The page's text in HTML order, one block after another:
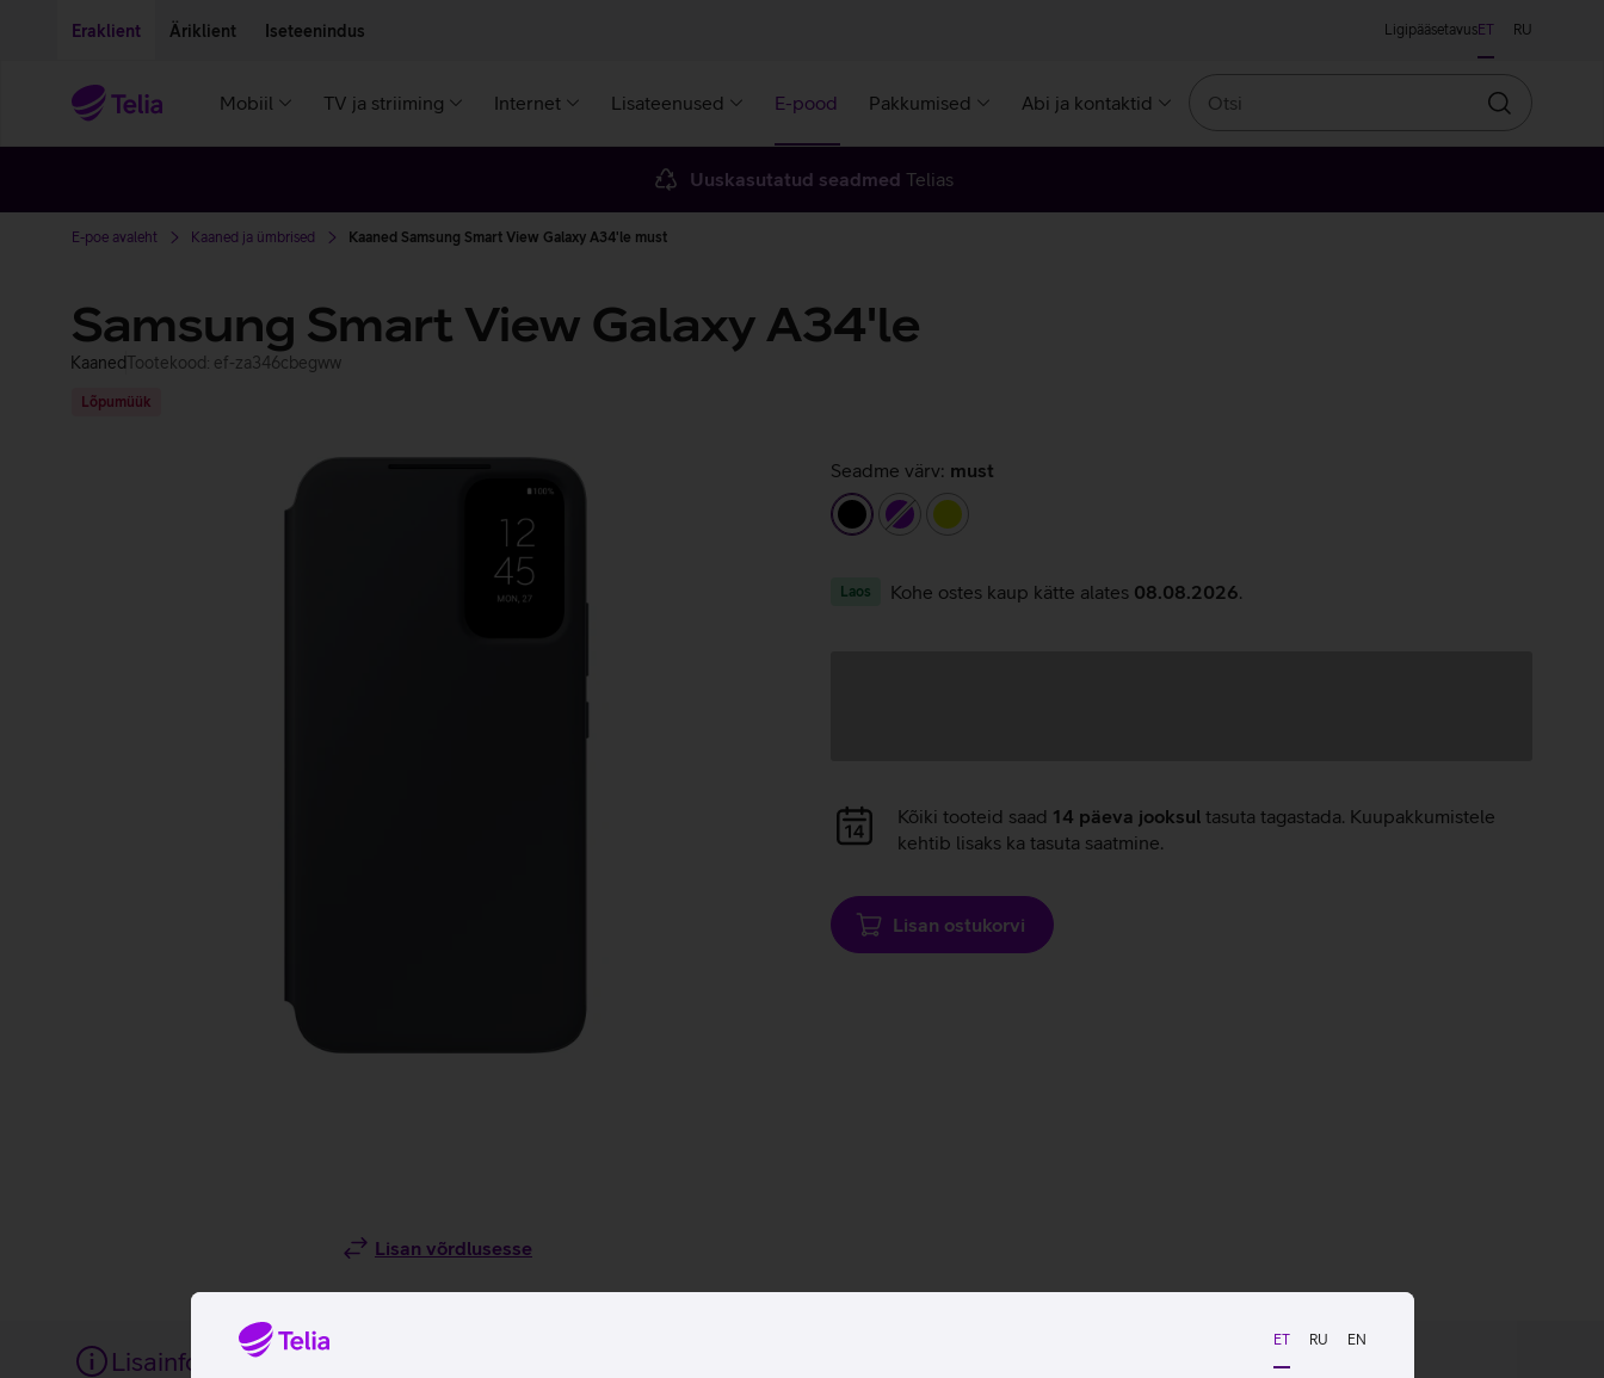
ET RU EN
Eraklient Äriklient Iseteenindus LigipääsetavusET RU
Mobiil TV ja striiming Internet Lisateenused E-pood Pakkumised Abi ja kontaktid
Otsin
Uuskasutatud seadmed Telias
E-poe avaleht Kaaned ja ümbrised Kaaned Samsung Smart View Galaxy A34'le must
Samsung Smart View Galaxy A34'le
KaanedTootekood: ef-za346cbegww
Lõpumüük
Lisan võrdlusesse
Seadme värv: must
mustlilla laimiroheline
Laos Kohe ostes kaup kätte alates 08.08.2026
Andmete
laadimine
Kõiki tooteid saad 14 päeva jooksul tasuta tagastada. Kuupakkumistele
kehtib lisaks ka tasuta saatmine.
Lisan ostukorvi
Lisainfo Tehnilised andmed